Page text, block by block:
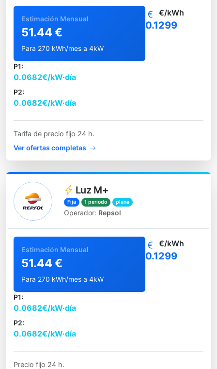
Estimación Mensual
51.44 €
Para 270 kWh/mes a 4kW
€/kWh
0.1299
P1:
0.0682€/kW·día
P2:
0.0682€/kW·día
Tarifa de precio fijo 24 h.
Ver ofertas completas
Luz M+
Fija 1 periodo plana
Operador: Repsol
Estimación Mensual
51.44 €
Para 270 kWh/mes a 4kW
€/kWh
0.1299
P1:
0.0682€/kW·día
P2:
0.0682€/kW·día
Precio fijo 24 h.